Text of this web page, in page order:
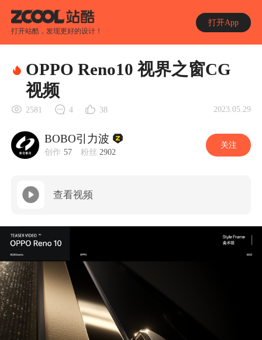
打开站酷，发现更好的设计！
打开App
OPPO Reno10 视界之窗CG
视频
2581 4 38 2023.05.29
BOBO引力波
创作 57 粉丝 2902
关注
查看视频